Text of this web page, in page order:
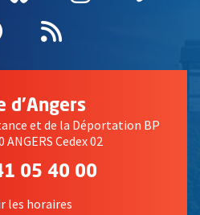
Pinterest
, Ouvre une
Flux RSS
d'Angers
et de la Déportation BP
ANGERS Cedex 02
05 40 00
les horaires